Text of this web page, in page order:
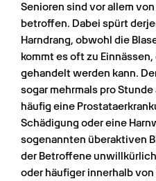
Senioren sind vor allem
betroffen. Dabei spürt
Harndrang, obwohl die
kommt es oft zu Einnässen,
gehandelt werden kann.
sogar mehrmals pro
häufig eine
Schädigung oder eine
sogenannten überaktiven
der Betroffene unwillkürlich
oder häufiger innerhalb